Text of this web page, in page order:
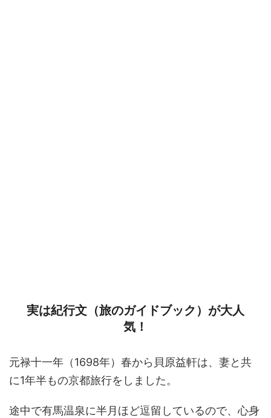
実は紀行文（旅のガイドブック）が大人
気！
元禄十一年（1698年）春から貝原益軒は、妻と共
に1年半もの京都旅行をしました。
途中で有馬温泉に半月ほど逗留しているので、心身